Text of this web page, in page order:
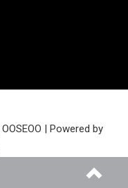
OOSEOO | Powered by